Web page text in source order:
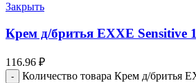
Закрыть
Крем д/бритья EXXE Sensitive
116.96 ₽
Количество товара Крем д/бритья